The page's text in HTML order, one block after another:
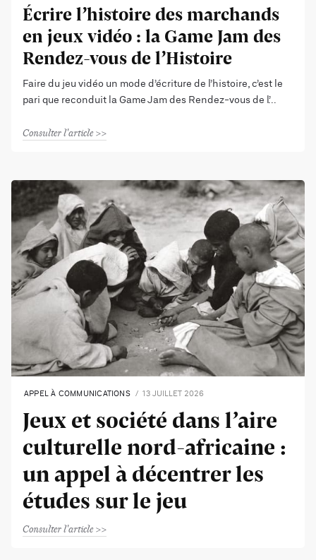
Écrire l’histoire des marchands
en jeux vidéo : la Game Jam des
Rendez-vous de l’Histoire
Faire du jeu vidéo un mode d’écriture de l’histoire, c’est le
pari que reconduit la Game Jam des Rendez-vous de l’
Consulter l'article
APPEL À COMMUNICATIONS 13 JUILLET 2026
Jeux et société dans l’aire
culturelle nord-africaine :
un appel à décentrer les
études sur le jeu
Consulter l'article